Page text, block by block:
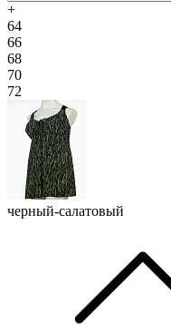
+
64
66
68
70
72
черный-салатовый